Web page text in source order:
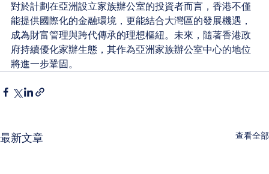
對於計劃在亞洲設立家族辦公室的投資者而言，香港不僅
能提供國際化的金融環境，更能結合大灣區的發展機遇，
成為財富管理與跨代傳承的理想樞紐。未來，隨著香港政
府持續優化家辦生態，其作為亞洲家族辦公室中心的地位
將進一步鞏固。
最新文章 查看全部